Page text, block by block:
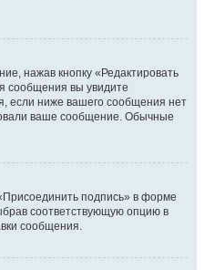
нажав кнопку «Редактировать
сообщения вы увидите
если ниже вашего сообщения нет
ваше сообщение. Обычные
подпись» в форме
соответствующую опцию в
сообщения.